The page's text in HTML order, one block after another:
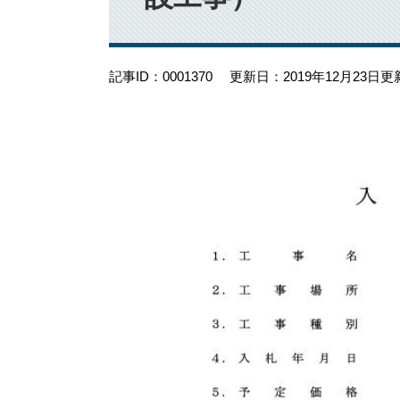
記事ID：0001370 更新日：2019年12月23日更